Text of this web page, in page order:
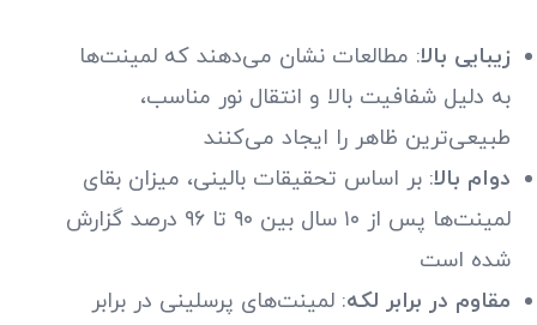
زیبایی بالا: مطالعات نشان می‌دهند که لمینت‌ها
به دلیل شفافیت بالا و انتقال نور مناسب،
طبیعی‌ترین ظاهر را ایجاد می‌کنند
دوام بالا: بر اساس تحقیقات بالینی، میزان بقای
لمینت‌ها پس از ۱۰ سال بین ۹۰ تا ۹۶ درصد گزارش
شده است
مقاوم در برابر لکه: لمینت‌های پرسلینی در برابر